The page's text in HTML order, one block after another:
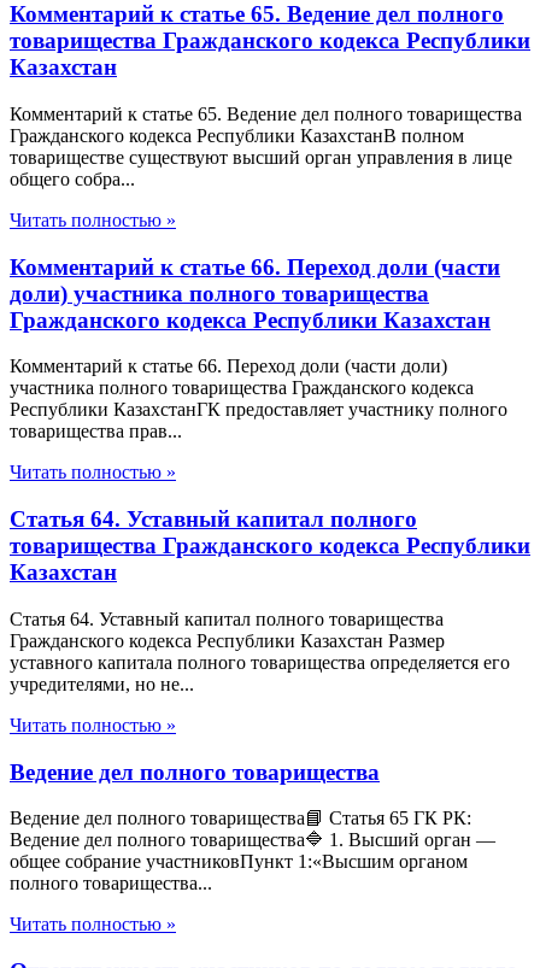
Комментарий к статье 65. Ведение дел полного
товарищества Гражданского кодекса Республики
Казахстан
Комментарий к статье 65. Ведение дел полного товарищества
Гражданского кодекса Республики КазахстанВ полном
товариществе существуют высший орган управления в лице
общего собра...
Читать полностью »
Комментарий к статье 66. Переход доли (части
доли) участника полного товарищества
Гражданского кодекса Республики Казахстан
Комментарий к статье 66. Переход доли (части доли)
участника полного товарищества Гражданского кодекса
Республики КазахстанГК предоставляет участнику полного
товарищества прав...
Читать полностью »
Статья 64. Уставный капитал полного
товарищества Гражданского кодекса Республики
Казахстан
Статья 64. Уставный капитал полного товарищества
Гражданского кодекса Республики Казахстан Размер
уставного капитала полного товарищества определяется его
учредителями, но не...
Читать полностью »
Ведение дел полного товарищества
Ведение дел полного товарищества📘 Статья 65 ГК РК:
Ведение дел полного товарищества🔷 1. Высший орган —
общее собрание участниковПункт 1:«Высшим органом
полного товарищества...
Читать полностью »